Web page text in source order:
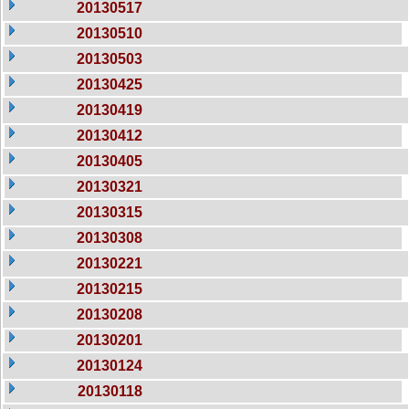
20130517
20130510
20130503
20130425
20130419
20130412
20130405
20130321
20130315
20130308
20130221
20130215
20130208
20130201
20130124
20130118